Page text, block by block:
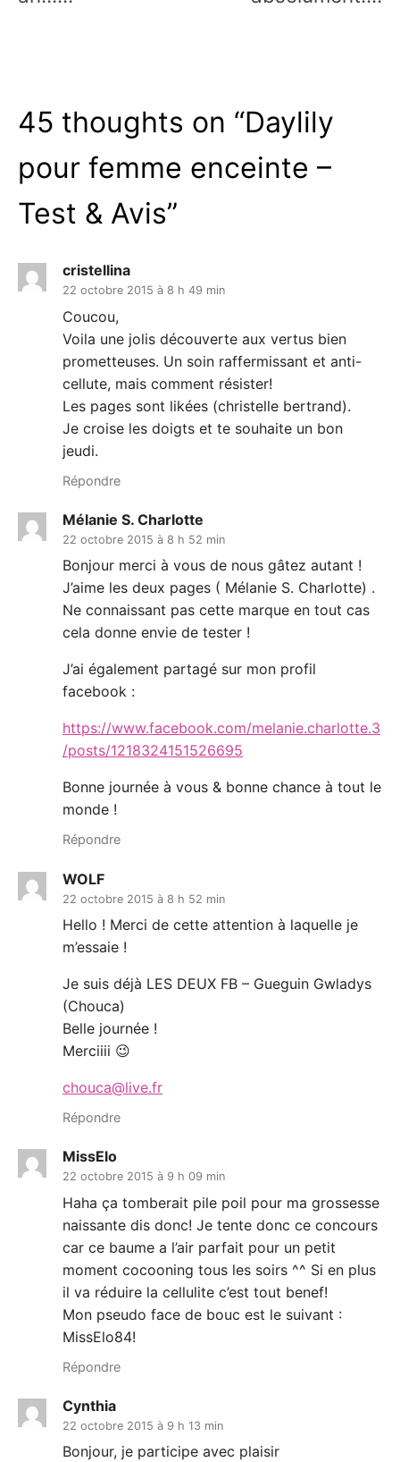
45 thoughts on “Daylily
pour femme enceinte –
Test & Avis”
cristellina
22 octobre 2015 à 8 h 49 min
Coucou,
Voila une jolis découverte aux vertus bien
prometteuses. Un soin raffermissant et anti-
cellute, mais comment résister!
Les pages sont likées (christelle bertrand).
Je croise les doigts et te souhaite un bon
jeudi.
Répondre
Mélanie S. Charlotte
22 octobre 2015 à 8 h 52 min
Bonjour merci à vous de nous gâtez autant !
J’aime les deux pages ( Mélanie S. Charlotte) .
Ne connaissant pas cette marque en tout cas
cela donne envie de tester !
J’ai également partagé sur mon profil
facebook :
https://www.facebook.com/melanie.charlotte.3
/posts/1218324151526695
Bonne journée à vous & bonne chance à tout le
monde !
Répondre
WOLF
22 octobre 2015 à 8 h 52 min
Hello ! Merci de cette attention à laquelle je
m’essaie !
Je suis déjà LES DEUX FB – Gueguin Gwladys
(Chouca)
Belle journée !
Merciiii 😉
chouca@live.fr
Répondre
MissElo
22 octobre 2015 à 9 h 09 min
Haha ça tomberait pile poil pour ma grossesse
naissante dis donc! Je tente donc ce concours
car ce baume a l’air parfait pour un petit
moment cocooning tous les soirs ^^ Si en plus
il va réduire la cellulite c’est tout benef!
Mon pseudo face de bouc est le suivant :
MissElo84!
Répondre
Cynthia
22 octobre 2015 à 9 h 13 min
Bonjour, je participe avec plaisir